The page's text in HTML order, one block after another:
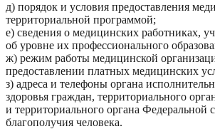
д) порядок и условия предоставления
территориальной программой;
е) сведения о медицинских работниках,
об уровне их профессионального
ж) режим работы медицинской
предоставлении платных медицинских
з) адреса и телефоны органа
здоровья граждан, территориального
и территориального органа
благополучия человека.